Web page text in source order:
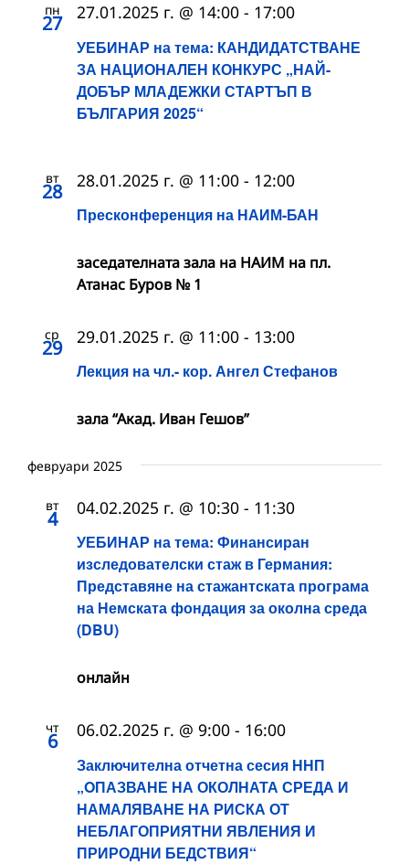
пн
27
УЕБИНАР на тема: КАНДИДАТСТВАНЕ
ЗА НАЦИОНАЛЕН КОНКУРС „НАЙ-
ДОБЪР МЛАДЕЖКИ СТАРТЪП В
БЪЛГАРИЯ 2025“
27.01.2025 г. @ 14:00 - 17:00
вт
28
Пресконференция на НАИМ-БАН
28.01.2025 г. @ 11:00 - 12:00
заседателната зала на НАИМ на пл.
Атанас Буров № 1
ср
29
Лекция на чл.- кор. Ангел Стефанов
29.01.2025 г. @ 11:00 - 13:00
зала “Акад. Иван Гешов”
февруари 2025
вт
4
УЕБИНАР на тема: Финансиран
изследователски стаж в Германия:
Представяне на стажантската програма
на Немската фондация за околна среда
(DBU)
04.02.2025 г. @ 10:30 - 11:30
онлайн
чт
6
Заключителна отчетна сесия ННП
„OПАЗВАНЕ НА ОКОЛНАТА СРЕДА И
НАМАЛЯВАНЕ НА РИСКА ОТ
НЕБЛАГОПРИЯТНИ ЯВЛЕНИЯ И
ПРИРОДНИ БЕДСТВИЯ“
06.02.2025 г. @ 9:00 - 16:00